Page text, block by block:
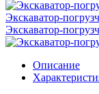
Экскаватор-
Экскаватор-
Описание